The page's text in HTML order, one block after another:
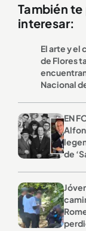
También
interesar:
El arte y el
de Flores
Nacional
EN
de